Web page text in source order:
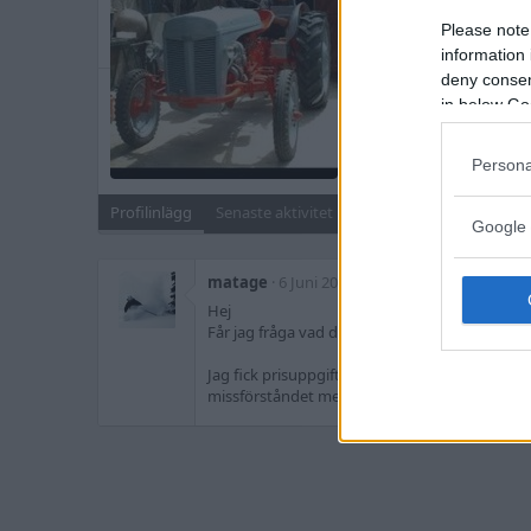
Please
information
deny
in below
Google
12 Mars
6 Mars 2021
Profilinlägg Senaste aktivitet
matage
6 Juni 2017
Hej
Får jag fråga vad du fick betala för ditt BP-
Jag fick prisuppgift på 9K för bara spänne/
missförståndet men tycker det låter lite